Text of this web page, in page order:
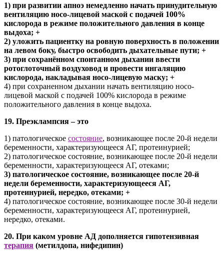
1) при развитии апноэ немедленно начать принудительную
вентиляцию носо-лицевой маской с подачей 100%
кислорода в режиме положительного давления в конце
выдоха; +
2) уложить пациентку на ровную поверхность в положении
на левом боку, быстро освободить дыхательные пути; +
3) при сохранённом спонтанном дыхании ввести
ротоглоточный воздуховод и провести ингаляцию
кислорода, накладывая носо-лицевую маску; +
4) при сохраненном дыхании начать вентиляцию носо-
лицевой маской с подачей 100% кислорода в режиме
положительного давления в конце выдоха.
19. Преэклампсия – это
1) патологическое состояние, возникающее после 20-й недели
беременности, характеризующееся АГ, протеинурией;
2) патологическое состояние, возникающее после 20-й недели
беременности, характеризующееся АГ, отеками;
3) патологическое состояние, возникающее после 20-й
недели беременности, характеризующееся АГ,
протеинурией, нередко, отеками; +
4) патологическое состояние, возникающее после 30-й недели
беременности, характеризующееся АГ, протеинурией,
нередко, отеками.
20. При каком уровне АД дополняется гипотензивная
терапия (метилдопа, нифедипин)